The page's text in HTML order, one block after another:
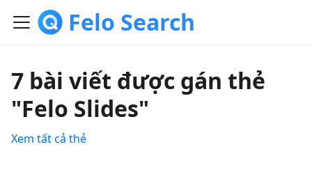
Felo Search
7 bài viết được gán thẻ
"Felo Slides"
Xem tất cả thẻ